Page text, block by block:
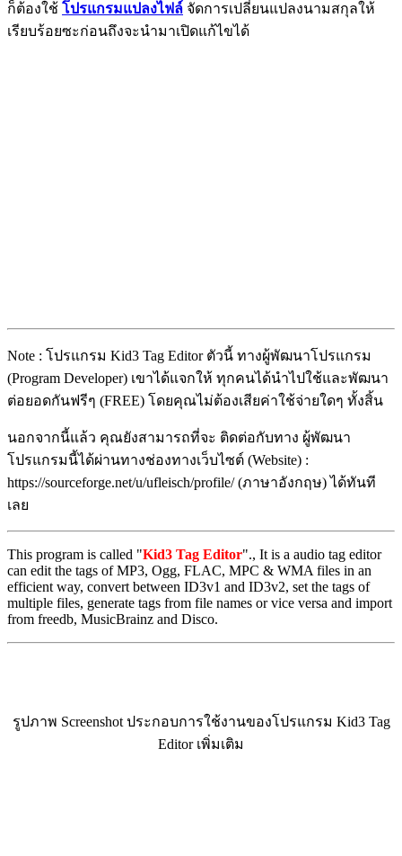
ก็ต้องใช้ โปรแกรมแปลงไฟล์ จัดการเปลี่ยนแปลงนามสกุลให้
เรียบร้อยซะก่อนถึงจะนำมาเปิดแก้ไขได้
Note : โปรแกรม Kid3 Tag Editor ตัวนี้ ทางผู้พัฒนาโปรแกรม
(Program Developer) เขาได้แจกให้ ทุกคนได้นำไปใช้และพัฒนา
ต่อยอดกันฟรีๆ (FREE) โดยคุณไม่ต้องเสียค่าใช้จ่ายใดๆ ทั้งสิ้น
นอกจากนี้แล้ว คุณยังสามารถที่จะ ติดต่อกับทาง ผู้พัฒนา
โปรแกรมนี้ได้ผ่านทางช่องทางเว็บไซต์ (Website) :
https://sourceforge.net/u/ufleisch/profile/ (ภาษาอังกฤษ) ได้ทันที
เลย
This program is called "Kid3 Tag Editor"., It is a audio tag editor
can edit the tags of MP3, Ogg, FLAC, MPC & WMA files in an
efficient way, convert between ID3v1 and ID3v2, set the tags of
multiple files, generate tags from file names or vice versa and import
from freedb, MusicBrainz and Disco.
รูปภาพ Screenshot ประกอบการใช้งานของโปรแกรม Kid3 Tag
Editor เพิ่มเติม